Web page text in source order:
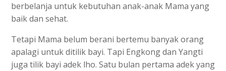
berbelanja untuk kebutuhan anak-anak Mama yang
baik dan sehat.
Tetapi Mama belum berani bertemu banyak orang
apalagi untuk ditilik bayi. Tapi Engkong dan Yangti
juga tilik bayi adek lho. Satu bulan pertama adek yang